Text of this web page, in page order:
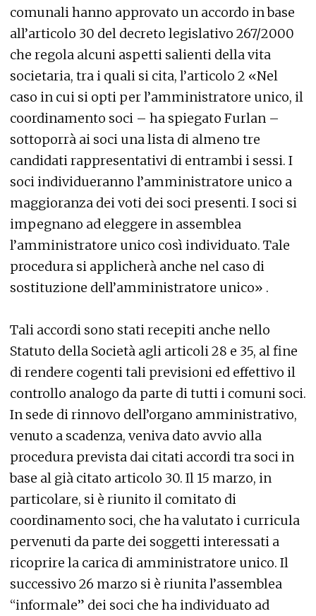
comunali hanno approvato un accordo in base
all’articolo 30 del decreto legislativo 267/2000
che regola alcuni aspetti salienti della vita
societaria, tra i quali si cita, l’articolo 2 «Nel
caso in cui si opti per l’amministratore unico, il
coordinamento soci – ha spiegato Furlan –
sottoporrà ai soci una lista di almeno tre
candidati rappresentativi di entrambi i sessi. I
soci individueranno l’amministratore unico a
maggioranza dei voti dei soci presenti. I soci si
impegnano ad eleggere in assemblea
l’amministratore unico così individuato. Tale
procedura si applicherà anche nel caso di
sostituzione dell’amministratore unico» .
Tali accordi sono stati recepiti anche nello
Statuto della Società agli articoli 28 e 35, al fine
di rendere cogenti tali previsioni ed effettivo il
controllo analogo da parte di tutti i comuni soci.
In sede di rinnovo dell’organo amministrativo,
venuto a scadenza, veniva dato avvio alla
procedura prevista dai citati accordi tra soci in
base al già citato articolo 30. Il 15 marzo, in
particolare, si è riunito il comitato di
coordinamento soci, che ha valutato i curricula
pervenuti da parte dei soggetti interessati a
ricoprire la carica di amministratore unico. Il
successivo 26 marzo si è riunita l’assemblea
“informale” dei soci che ha individuato ad